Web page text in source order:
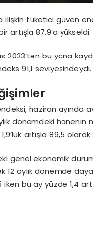
tüketici güven
artışla 87,9’a yükseldi.
2023’ten bu yana
91,1 seviyesindeydi.
haziran ayında
dönemdeki
artışla 89,5
genel ekonomik
12 aylık dönemde
bu ay yüzde 1,4